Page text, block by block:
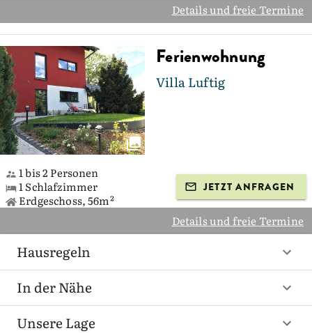
Details und freie Termine
Ferienwohnung
Villa Luftig
1 bis 2 Personen
1 Schlafzimmer
Erdgeschoss, 56m²
JETZT ANFRAGEN
Details und freie Termine
Hausregeln
In der Nähe
Unsere Lage